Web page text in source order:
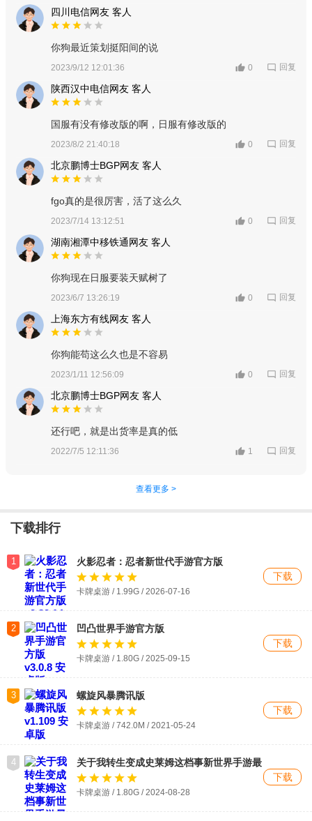
四川电信网友 客人
你狗最近策划挺阳间的说
2023/9/12 12:01:36 0 回复
陕西汉中电信网友 客人
国服有没有修改版的啊，日服有修改版的
2023/8/2 21:40:18 0 回复
北京鹏博士BGP网友 客人
fgo真的是很厉害，活了这么久
2023/7/14 13:12:51 0 回复
湖南湘潭中移铁通网友 客人
你狗现在日服要装天赋树了
2023/6/7 13:26:19 0 回复
上海东方有线网友 客人
你狗能苟这么久也是不容易
2023/1/11 12:56:09 0 回复
北京鹏博士BGP网友 客人
还行吧，就是出货率是真的低
2022/7/5 12:11:36 1 回复
查看更多 >
下载排行
1 火影忍者：忍者新世代手游官方版
卡牌桌游 / 1.99G / 2026-07-16
下载
2 凹凸世界手游官方版
卡牌桌游 / 1.80G / 2025-09-15
下载
3 螺旋风暴腾讯版
卡牌桌游 / 742.0M / 2021-05-24
下载
4
关于我转生变成史莱姆这档事新世界手游最
新版
卡牌桌游 / 1.80G / 2024-08-28
下载